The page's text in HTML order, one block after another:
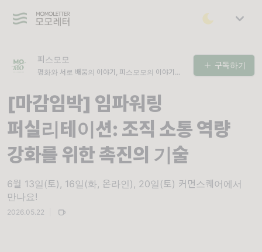
피스모모
평화와 서로 배움의 이야기, 피스모모의 이야기를
눌러주세요)
구독하기
[마감임박] 임파워링
퍼실리테이션: 조직 소통 역량
강화를 위한 촉진의 기술
6월 13일(토), 16일(화, 온라인), 20일(토) 커먼스퀘어에서
만나요!
2026.05.22